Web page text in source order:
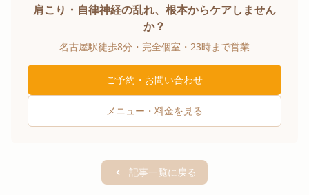
肩こり・自律神経の乱れ、根本からケアしません
か？
名古屋駅徒歩8分・完全個室・23時まで営業
ご予約・お問い合わせ
メニュー・料金を見る
記事一覧に戻る